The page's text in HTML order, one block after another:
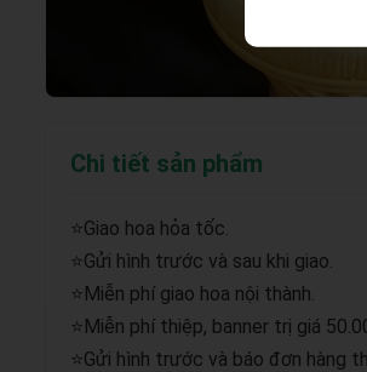
Chi tiết sản phẩm
⭐Giao hoa hỏa tốc.
⭐Gửi hình trước và sau khi giao.
⭐Miễn phí giao hoa nội thành.
⭐Miễn phí thiệp, banner trị giá
⭐Gửi hình trước và báo đơn hàng